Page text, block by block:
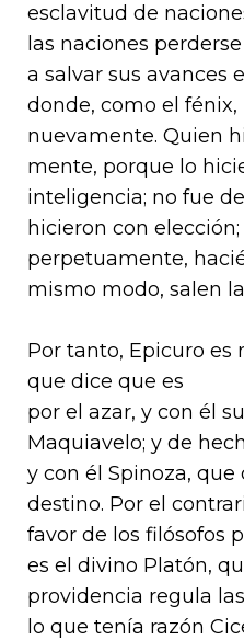
esclavitud de
las naciones
a salvar sus avances
donde, como el fénix,
nuevamente. Quien
mente, porque lo
inteligencia; no fue
hicieron con
perpetuamente,
mismo modo, salen
Por tanto, Epicuro es
que dice que es
por el azar, y con él
Maquiavelo; y de
y con él Spinoza, que
destino. Por el
favor de los filósofos
es el divino Platón,
providencia regula
lo que tenía razón